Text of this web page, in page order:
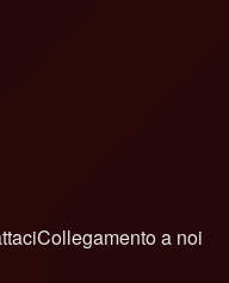
Collegamento a noi